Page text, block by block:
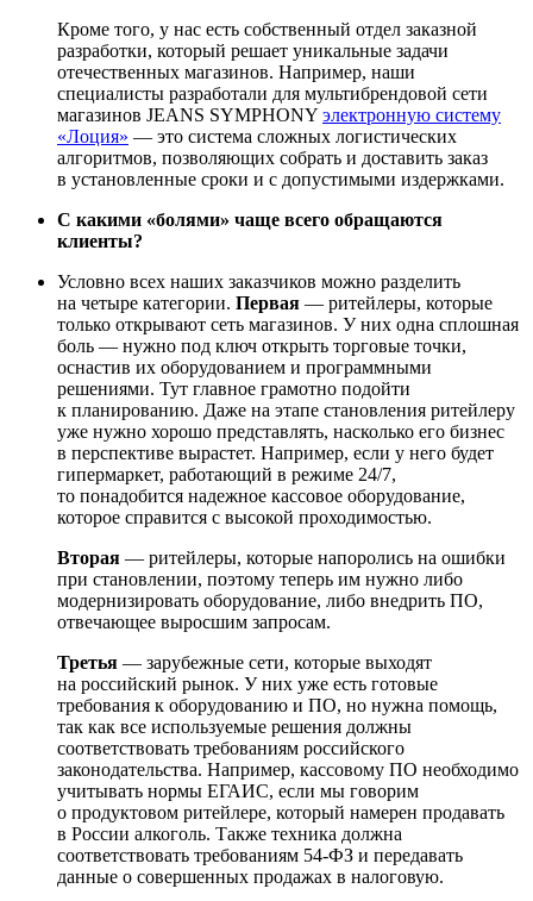
Кроме того, у нас есть собственный отдел заказной
разработки, который решает уникальные задачи
отечественных магазинов. Например, наши
специалисты разработали для мультибрендовой сети
магазинов JEANS SYMPHONY электронную систему
«Лоция» — это система сложных логистических
алгоритмов, позволяющих собрать и доставить заказ
в установленные сроки и с допустимыми издержками.
С какими «болями» чаще всего обращаются
клиенты?
Условно всех наших заказчиков можно разделить
на четыре категории. Первая — ритейлеры, которые
только открывают сеть магазинов. У них одна сплошная
боль — нужно под ключ открыть торговые точки,
оснастив их оборудованием и программными
решениями. Тут главное грамотно подойти
к планированию. Даже на этапе становления ритейлеру
уже нужно хорошо представлять, насколько его бизнес
в перспективе вырастет. Например, если у него будет
гипермаркет, работающий в режиме 24/7,
то понадобится надежное кассовое оборудование,
которое справится с высокой проходимостью.
Вторая — ритейлеры, которые напоролись на ошибки
при становлении, поэтому теперь им нужно либо
модернизировать оборудование, либо внедрить ПО,
отвечающее выросшим запросам.
Третья — зарубежные сети, которые выходят
на российский рынок. У них уже есть готовые
требования к оборудованию и ПО, но нужна помощь,
так как все используемые решения должны
соответствовать требованиям российского
законодательства. Например, кассовому ПО необходимо
учитывать нормы ЕГАИС, если мы говорим
о продуктовом ритейлере, который намерен продавать
в России алкоголь. Также техника должна
соответствовать требованиям 54-ФЗ и передавать
данные о совершенных продажах в налоговую.